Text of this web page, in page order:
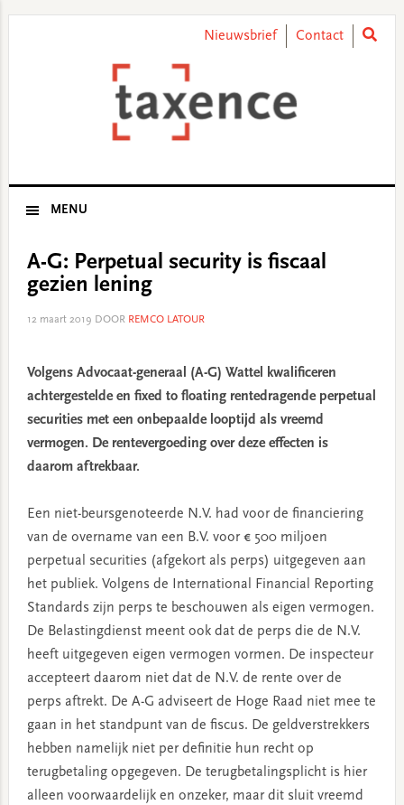
Nieuwsbrief Contact
MENU
A-G: Perpetual security is fiscaal
gezien lening
12 maart 2019 DOOR REMCO LATOUR
Volgens Advocaat-generaal (A-G) Wattel kwalificeren
achtergestelde en fixed to floating rentedragende perpetual
securities met een onbepaalde looptijd als vreemd
vermogen. De rentevergoeding over deze effecten is
daarom aftrekbaar.
Een niet-beursgenoteerde N.V. had voor de financiering
van de overname van een B.V. voor € 500 miljoen
perpetual securities (afgekort als perps) uitgegeven aan
het publiek. Volgens de International Financial Reporting
Standards zijn perps te beschouwen als eigen vermogen.
De Belastingdienst meent ook dat de perps die de N.V.
heeft uitgegeven eigen vermogen vormen. De inspecteur
accepteert daarom niet dat de N.V. de rente over de
perps aftrekt. De A-G adviseert de Hoge Raad niet mee te
gaan in het standpunt van de fiscus. De geldverstrekkers
hebben namelijk niet per definitie hun recht op
terugbetaling opgegeven. De terugbetalingsplicht is hier
alleen voorwaardelijk en onzeker, maar dit sluit vreemd